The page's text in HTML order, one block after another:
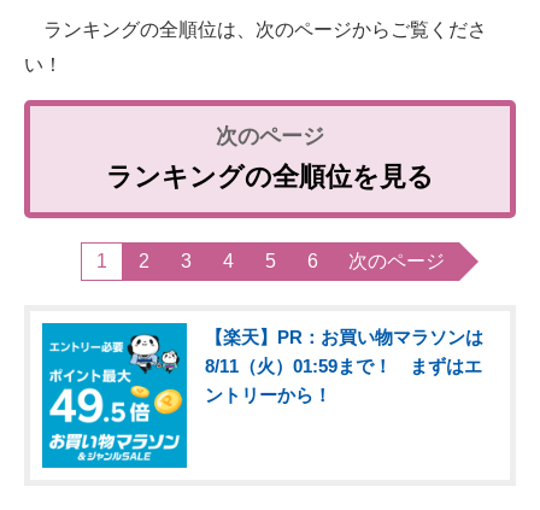
ランキングの全順位は、次のページからご覧くださ
い！
ランキングの全順位を見る
1 2 3 4 5 6 次のページ
【楽天】PR：お買い物マラソンは
8/11（火）01:59まで！ まずはエ
ントリーから！